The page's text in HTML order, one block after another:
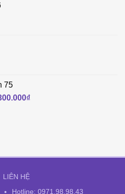
75
₫Giá
LIÊN HỆ
Hotline:0971.98.98.43